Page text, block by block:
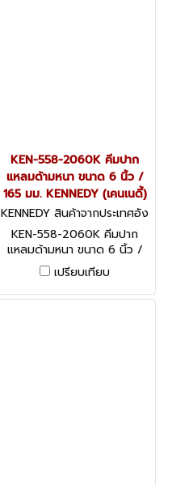
KEN-558-2060K คีมปาก
แหลมด้ามหนา ขนาด 6 นิ้ว /
165 มม. KENNEDY (เคนเนดี้)
KENNEDY สินค้าจากประเทศอัง
กฤษ KEN-558-2060K
KEN-558-2060K คีมปาก
แหลมด้ามหนา ขนาด 6 นิ้ว /
165 มม. KENNEDY Kennedy
Pro Needle Nose Pliers,
Serrated, Steel, 165mm
เปรียบเทียบ